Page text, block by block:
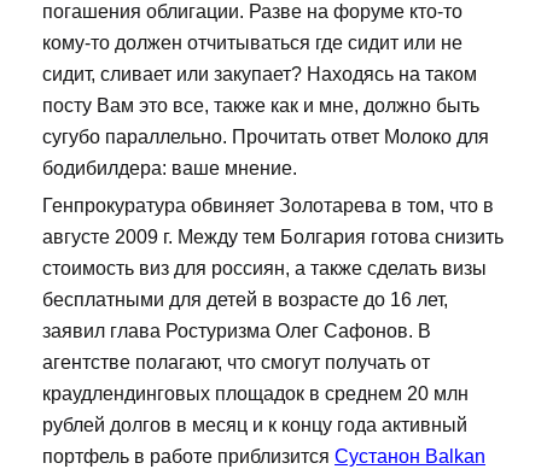
погашения облигации. Разве на форуме кто-то
кому-то должен отчитываться где сидит или не
сидит, сливает или закупает? Находясь на таком
посту Вам это все, также как и мне, должно быть
сугубо параллельно. Прочитать ответ Молоко для
бодибилдера: ваше мнение.
Генпрокуратура обвиняет Золотарева в том, что в
августе 2009 г. Между тем Болгария готова снизить
стоимость виз для россиян, а также сделать визы
бесплатными для детей в возрасте до 16 лет,
заявил глава Ростуризма Олег Сафонов. В
агентстве полагают, что смогут получать от
краудлендинговых площадок в среднем 20 млн
рублей долгов в месяц и к концу года активный
портфель в работе приблизится Сустанон Balkan